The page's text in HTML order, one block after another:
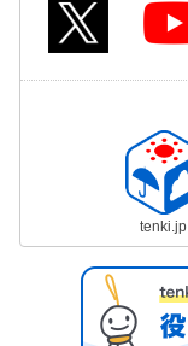
tenki.jp